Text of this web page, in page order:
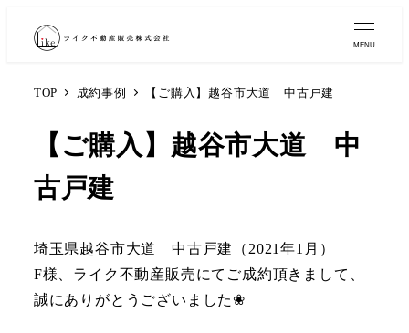
MENU
TOP 成約事例 【ご購入】越谷市大道 中古戸建
【ご購入】越谷市大道 中
古戸建
埼玉県越谷市大道 中古戸建（2021年1月）
F様、ライク不動産販売にてご成約頂きまして、
誠にありがとうございました❀